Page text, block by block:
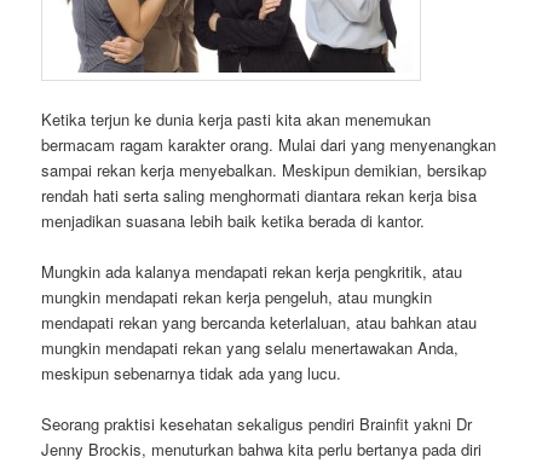
Ketika terjun ke dunia kerja pasti kita akan menemukan
bermacam ragam karakter orang. Mulai dari yang menyenangkan
sampai rekan kerja menyebalkan. Meskipun demikian, bersikap
rendah hati serta saling menghormati diantara rekan kerja bisa
menjadikan suasana lebih baik ketika berada di kantor.
Mungkin ada kalanya mendapati rekan kerja pengkritik, atau
mungkin mendapati rekan kerja pengeluh, atau mungkin
mendapati rekan yang bercanda keterlaluan, atau bahkan atau
mungkin mendapati rekan yang selalu menertawakan Anda,
meskipun sebenarnya tidak ada yang lucu.
Seorang praktisi kesehatan sekaligus pendiri Brainfit yakni Dr
Jenny Brockis, menuturkan bahwa kita perlu bertanya pada diri